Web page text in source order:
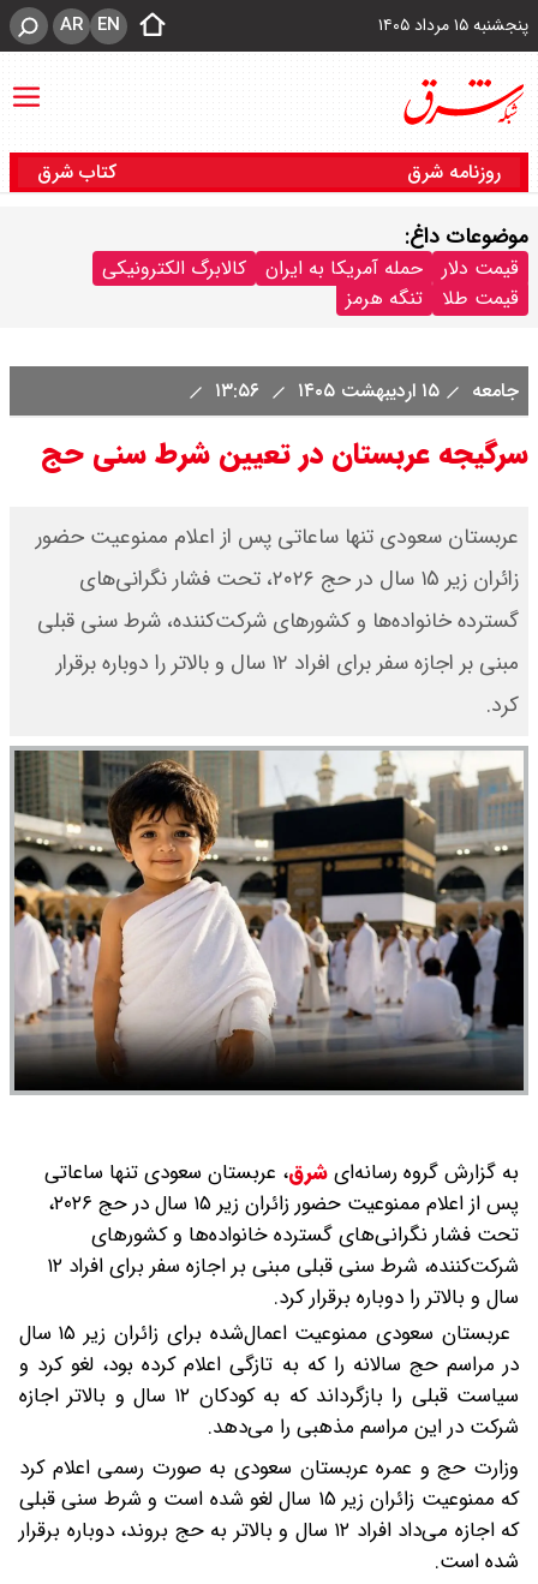
پنجشنبه ۱۵ مرداد ۱۴۰۵ EN
AR
روزنامه شرق کتاب شرق
موضوعات داغ:
قیمت دلار حمله آمریکا به ایران
کالابرگ الکترونیکی
قیمت طلا
تنگه هرمز
جامعه ۱۵ اردیبهشت ۱۴۰۵
سرگیجه عربستان در تعیین شرط سنی حج
عربستان سعودی تنها ساعاتی پس از اعلام ممنوعیت حضور
زائران زیر ۱۵ سال در حج ۲۰۲۶، تحت فشار نگرانی‌های
گسترده خانواده‌ها و کشورهای شرکت‌کننده، شرط سنی قبلی
مبنی بر اجازه سفر برای افراد ۱۲ سال و بالاتر را دوباره برقرار
کرد.
به گزارش گروه رسانه‌ایشرق، عربستان سعودی تنها ساعاتی
پس از اعلام ممنوعیت حضور زائران زیر ۱۵ سال در حج ۲۰۲۶،
تحت فشار نگرانی‌های گسترده خانواده‌ها و کشورهای
شرکت‌کننده، شرط سنی قبلی مبنی بر اجازه سفر برای افراد ۱۲
سال و بالاتر را دوباره برقرار کرد.
عربستان سعودی ممنوعیت اعمال‌شده برای زائران زیر ۱۵ سال
در مراسم حج سالانه را که به تازگی اعلام کرده بود، لغو کرد و
سیاست قبلی را بازگرداند که به کودکان ۱۲ سال و بالاتر اجازه
شرکت در این مراسم مذهبی را می‌دهد.
وزارت حج و عمره عربستان سعودی به صورت رسمی اعلام کرد
که ممنوعیت زائران زیر ۱۵ سال لغو شده است و شرط سنی قبلی
که اجازه می‌داد افراد ۱۲ سال و بالاتر به حج بروند، دوباره برقرار
شده است.